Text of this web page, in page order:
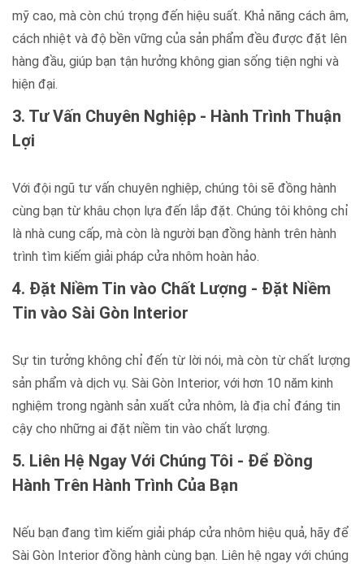
mỹ cao, mà còn chú trọng đến hiệu suất. Khả năng cách âm,
cách nhiệt và độ bền vững của sản phẩm đều được đặt lên
hàng đầu, giúp bạn tận hưởng không gian sống tiện nghi và
hiện đại.
3. Tư Vấn Chuyên Nghiệp - Hành Trình Thuận
Lợi
Với đội ngũ tư vấn chuyên nghiệp, chúng tôi sẽ đồng hành
cùng bạn từ khâu chọn lựa đến lắp đặt. Chúng tôi không chỉ
là nhà cung cấp, mà còn là người bạn đồng hành trên hành
trình tìm kiếm giải pháp cửa nhôm hoàn hảo.
4. Đặt Niềm Tin vào Chất Lượng - Đặt Niềm
Tin vào Sài Gòn Interior
Sự tin tưởng không chỉ đến từ lời nói, mà còn từ chất lượng
sản phẩm và dịch vụ. Sài Gòn Interior, với hơn 10 năm kinh
nghiệm trong ngành sản xuất cửa nhôm, là địa chỉ đáng tin
cậy cho những ai đặt niềm tin vào chất lượng.
5. Liên Hệ Ngay Với Chúng Tôi - Để Đồng
Hành Trên Hành Trình Của Bạn
Nếu bạn đang tìm kiếm giải pháp cửa nhôm hiệu quả, hãy để
Sài Gòn Interior đồng hành cùng bạn. Liên hệ ngay với chúng